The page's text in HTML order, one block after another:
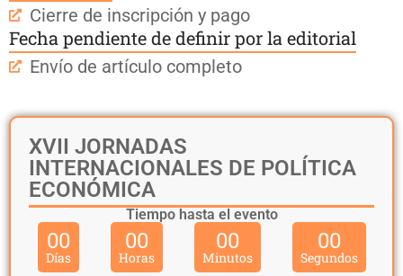
Cierre de inscripción y pago
Fecha pendiente de definir por la editorial
Envío de artículo completo
XVII JORNADAS
INTERNACIONALES DE POLÍTICA
ECONÓMICA
Tiempo hasta el evento
00
Días
00
Horas
00
Minutos
00
Segundos